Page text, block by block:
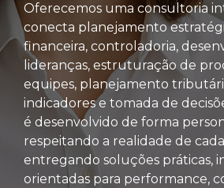
Oferecemos uma consultoria
conecta planejamento
financeira, controladoria,
lideranças, estruturação de
equipes, planejamento
indicadores e tomada de
é desenvolvido de forma
respeitando a realidade de
entregando soluções práticas,
orientadas para performance,